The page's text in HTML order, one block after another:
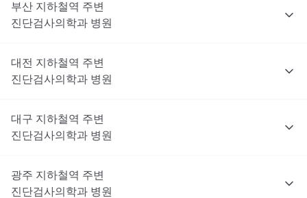
부산 지하철역 주변
진단검사의학과 병원
대전 지하철역 주변
진단검사의학과 병원
대구 지하철역 주변
진단검사의학과 병원
광주 지하철역 주변
진단검사의학과 병원